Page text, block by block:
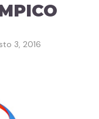
3, 2016